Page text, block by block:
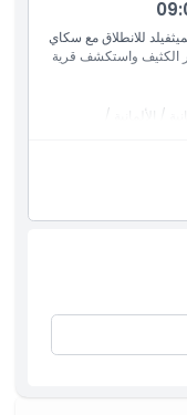
للانطلاق مع سكاي
الشجر الكثيف واستكشف قرية
/ الألمانية /
إلى كوراندا